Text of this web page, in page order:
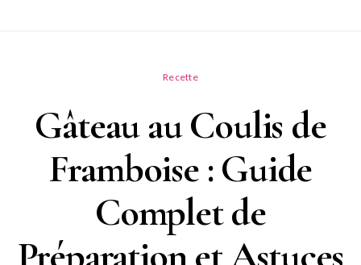
Recette
Gâteau au Coulis de
Framboise : Guide
Complet de